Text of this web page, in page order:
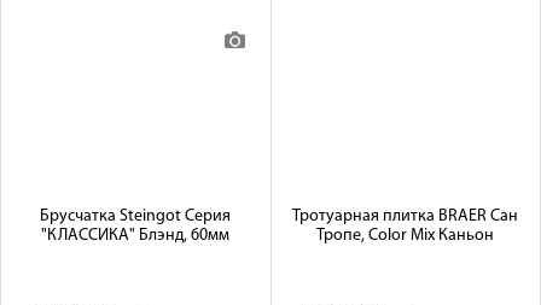
Брусчатка Steingot Серия
"КЛАССИКА" Блэнд, 60мм
Тротуарная плитка BRAER Сан
Тропе, Color Mix Каньон